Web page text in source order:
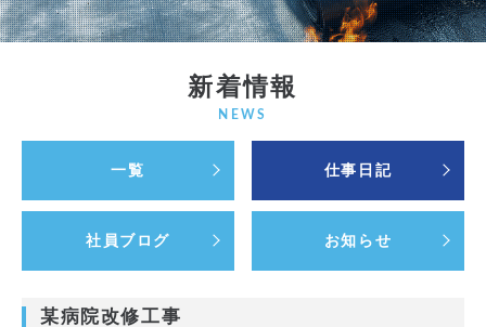
新着情報
NEWS
一覧 仕事日記
社員ブログ お知らせ
某病院改修工事